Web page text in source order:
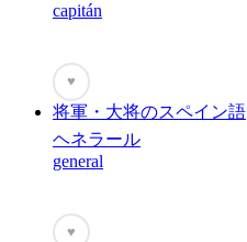
capitán
♥
将軍・大将のスペイン語
ヘネラール
general
♥